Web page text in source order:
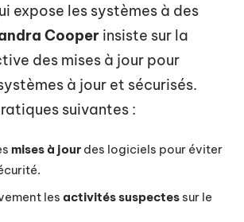
expose les systèmes à des
Cooper insiste sur la
des mises à jour pour
à jour et sécurisés.
suivantes :
mises à jour des logiciels pour éviter
les activités suspectes sur le